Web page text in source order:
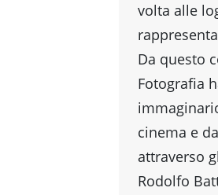
volta alle
Da questo
Fotografia
cinema e
attraverso
Rodolfo